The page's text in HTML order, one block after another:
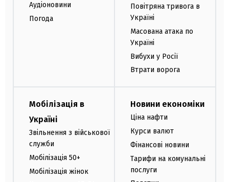
Аудіоновини
Погода
Повітряна тривога в
Україні
Масована атака по
Україні
Вибухи у Росії
Втрати ворога
Мобілізація в
Україні
Звільнення з військової
служби
Мобілізація 50+
Мобілізація жінок
Новини економіки
Ціна нафти
Курси валют
Фінансові новини
Тарифи на комунальні
послуги